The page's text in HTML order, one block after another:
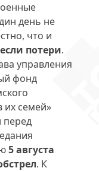
день не
что и
потери.
управления
фонд
их семей»
перед
5 августа
. К